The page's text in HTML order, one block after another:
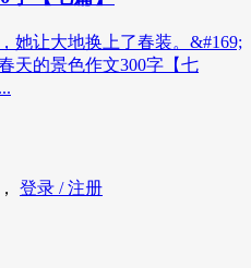
她让大地换上了春装。&#169;
天的景色作文300字【七
登录 / 注册